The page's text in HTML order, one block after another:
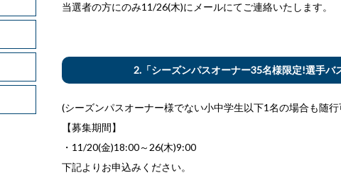
当選者の方にのみ11/26(木)にメールにてご連絡いたします。
2.「シーズンパスオーナー35名様限定!選手バ
(シーズンパスオーナー様でない小中学生以下1名の場合も随行
【募集期間】
・11/20(金)18:00～26(木)9:00
下記よりお申込みください。